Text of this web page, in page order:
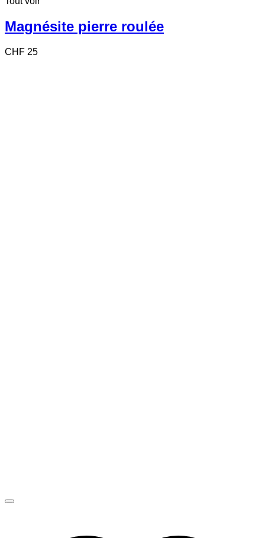
Magnésite pierre roulée
CHF 25